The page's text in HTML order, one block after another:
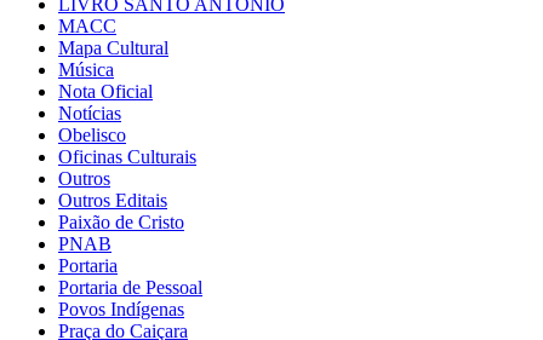
LIVRO SANTO ANTONIO
MACC
Mapa Cultural
Música
Nota Oficial
Notícias
Obelisco
Oficinas Culturais
Outros
Outros Editais
Paixão de Cristo
PNAB
Portaria
Portaria de Pessoal
Povos Indígenas
Praça do Caiçara